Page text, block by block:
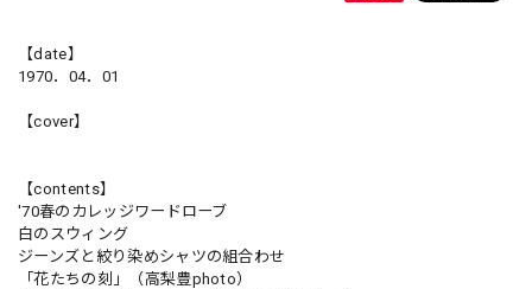
【date】
1970．04．01
【cover】
【contents】
'70春のカレッジワードローブ
白のスウィング
ジーンズと絞り染めシャツの組合わせ
「花たちの刻」（高梨豊photo）